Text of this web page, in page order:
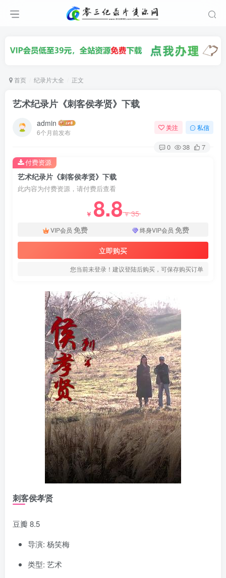
首页 纪录片大全 正文
艺术纪录片《刺客侯孝贤》下载
admin
6个月前发布
关注 私信
0 38 7
艺术纪录片《刺客侯孝贤》下载
此内容为付费资源，请付费后查看
￥ 8.8￥35
VIP会员 免费 终身VIP会员 免费
立即购买
您当前未登录！建议登陆后购买，可保存购买订单
付费资源
刺客侯孝贤
豆瓣 8.5
导演: 杨笑梅
类型: 艺术